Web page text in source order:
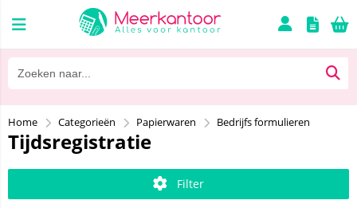
Home Categorieën Papierwaren Bedrijfs formulieren
Tijdsregistratie
Filter